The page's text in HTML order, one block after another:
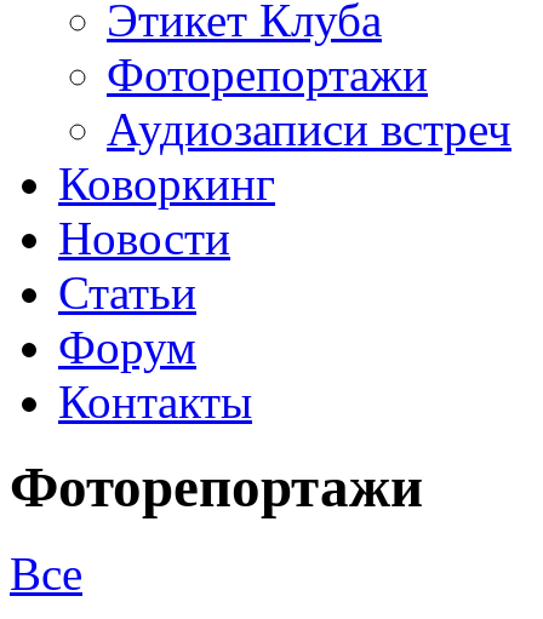
Этикет Клуба
Фоторепортажи
Аудиозаписи встреч
Коворкинг
Новости
Статьи
Форум
Контакты
Фоторепортажи
Все